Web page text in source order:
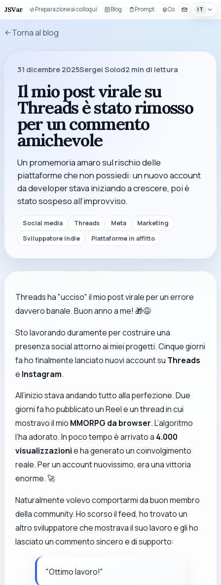
JSVar Preparazione ai colloqui Blog Prompt Componenti UI
IT
Torna al blog
31 dicembre 2025Sergei Solod2 min di lettura
Il mio post virale su
Threads è stato rimosso
per un commento
amichevole
Un promemoria amaro sul rischio delle
piattaforme che non possiedi: un nuovo account
da developer stava iniziando a crescere, poi è
stato sospeso all’improvviso.
Social media Threads Meta
Marketing
Sviluppatore indie
Piattaforme in affitto
Threads ha "ucciso" il mio post virale per un errore
davvero banale. Buon anno a me! 🎁😅
Sto lavorando duramente per costruire una
presenza social attorno ai miei progetti. Cinque giorni
fa ho finalmente lanciato nuovi account su Threads
e Instagram.
All’inizio stava andando tutto alla perfezione. Due
giorni fa ho pubblicato un Reel e un thread in cui
mostravo il mio MMORPG da browser. L’algoritmo
l’ha adorato. In poco tempo è arrivato a 4.000
visualizzazionie ha generato un coinvolgimento
reale. Per un account nuovissimo, era una vittoria
enorme. 🚀
Naturalmente volevo comportarmi da buon membro
della community. Ho scorso il feed, ho trovato un
altro sviluppatore che mostrava il suo lavoro e gli ho
lasciato un commento sincero e di supporto:
"Ottimo lavoro!"